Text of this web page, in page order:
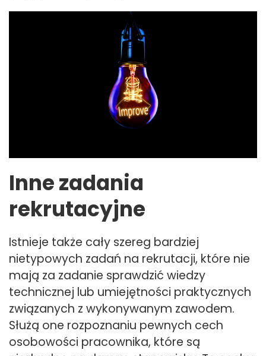
Inne zadania
rekrutacyjne
Istnieje także cały szereg bardziej
nietypowych zadań na rekrutacji, które nie
mają za zadanie sprawdzić wiedzy
technicznej lub umiejętności praktycznych
związanych z wykonywanym zawodem.
Służą one rozpoznaniu pewnych cech
osobowości pracownika, które są